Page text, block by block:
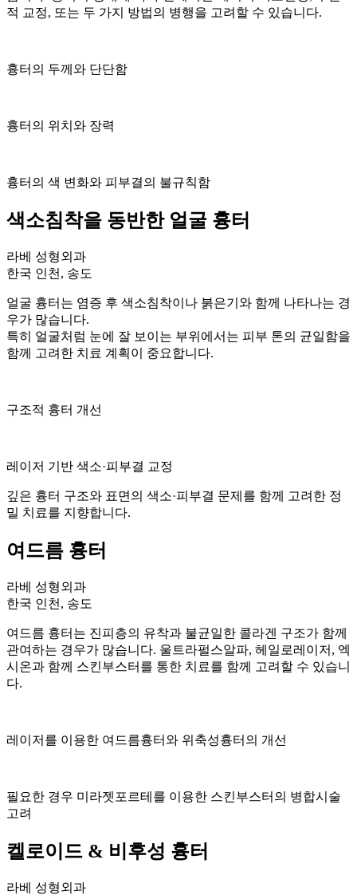
적 교정, 또는 두 가지 방법의 병행을 고려할 수 있습니다.
흉터의 두께와 단단함
흉터의 위치와 장력
흉터의 색 변화와 피부결의 불규칙함
색소침착을 동반한 얼굴 흉터
라베 성형외과
한국 인천, 송도
얼굴 흉터는 염증 후 색소침착이나 붉은기와 함께 나타나는 경
우가 많습니다.
특히 얼굴처럼 눈에 잘 보이는 부위에서는 피부 톤의 균일함을
함께 고려한 치료 계획이 중요합니다.
구조적 흉터 개선
레이저 기반 색소·피부결 교정
깊은 흉터 구조와 표면의 색소·피부결 문제를 함께 고려한 정
밀 치료를 지향합니다.
여드름 흉터
라베 성형외과
한국 인천, 송도
여드름 흉터는 진피층의 유착과 불균일한 콜라겐 구조가 함께
관여하는 경우가 많습니다. 울트라펄스알파, 헤일로레이저, 엑
시온과 함께 스킨부스터를 통한 치료를 함께 고려할 수 있습니
다.
레이저를 이용한 여드름흉터와 위축성흉터의 개선
필요한 경우 미라젯포르테를 이용한 스킨부스터의 병합시술
고려
켈로이드 & 비후성 흉터
라베 성형외과